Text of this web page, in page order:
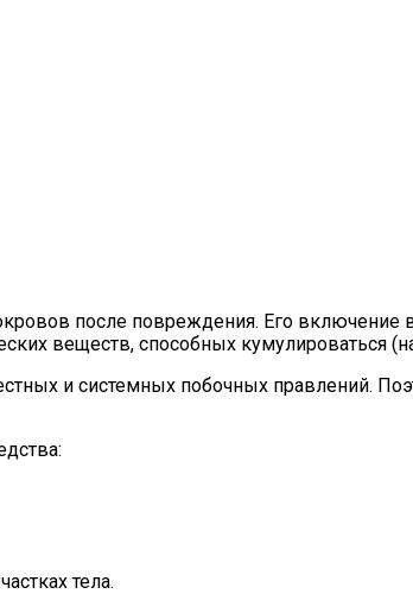
после повреждения. Его включение
веществ, способных кумулироваться
и системных побочных правлений.
тела.